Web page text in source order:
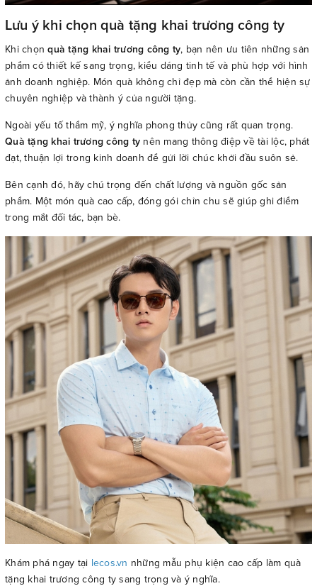
Lưu ý khi chọn quà tặng khai trương công ty
Khi chọnquà tặng khai trương công ty, bạn nên ưu tiên những sản
phẩm có thiết kế sang trọng, kiểu dáng tinh tế và phù hợp với hình
ảnh doanh nghiệp. Món quà không chỉ đẹp mà còn cần thể hiện sự
chuyên nghiệp và thành ý của người tặng.
Ngoài yếu tố thẩm mỹ, ý nghĩa phong thủy cũng rất quan trọng.
Quà tặng khai trương công ty nên mang thông điệp về tài lộc, phát
đạt, thuận lợi trong kinh doanh để gửi lời chúc khởi đầu suôn sẻ.
Bên cạnh đó, hãy chú trọng đến chất lượng và nguồn gốc sản
phẩm. Một món quà cao cấp, đóng gói chỉn chu sẽ giúp ghi điểm
trong mắt đối tác, bạn bè.
Khám phá ngay tại lecos.vn những mẫu phụ kiện cao cấp làm quà
tặng khai trương công ty sang trọng và ý nghĩa.